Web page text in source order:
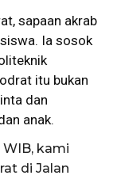
sapaan akrab
Ia sosok
itu bukan
dan
anak.
WIB, kami
di Jalan